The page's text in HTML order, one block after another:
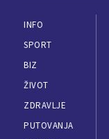
INFO
SPORT
BIZ
ŽIVOT
ZDRAVLJE
PUTOVANJA